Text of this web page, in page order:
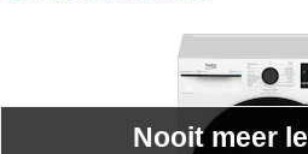
Nooit meer